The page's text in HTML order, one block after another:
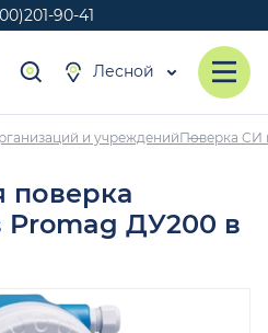
90-41
Лесной
и учрежденийПоверка СИ
поверка
Promag ДУ200 в